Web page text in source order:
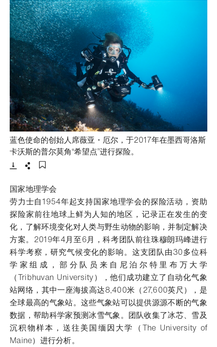
蓝色使命的创始人席薇亚・厄尔，于2017年在墨西哥洛斯
卡沃斯的普尔莫角“希望点”进行探险。
国家地理学会
劳力士自1954年起支持国家地理学会的探险活动，资助
探险家前往地球上鲜为人知的地区，记录正在发生的变
化，了解环境变化对人类与野生动物的影响，并制定解决
方案。2019年4月至6月，科考团队前往珠穆朗玛峰进行
科学考察，研究气候变化的影响。这支团队由30多位科
学家组成，部分队员来自尼泊尔特里布万大学
（Tribhuvan University），他们成功建立了自动化气象
站网络，其中一座海拔高达8,400米（27,600英尺），是
全球最高的气象站。这些气象站可以提供源源不断的气象
数据，帮助科学家预测冰雪气象。团队收集了冰芯、雪及
沉积物样本，送往美国缅因大学（The University of
Maine）进行分析。